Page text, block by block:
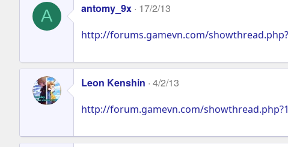
A antomy_9x 17/2/13
http://forums.gamevn.com/
Leon Kenshin 4/2/13
http://forum.gamevn.com/